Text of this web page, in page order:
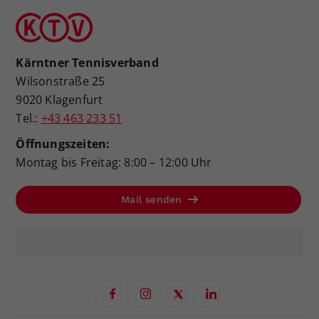
Kärntner Tennisverband
Wilsonstraße 25
9020 Klagenfurt
Tel.: +43 463 233 51
Öffnungszeiten:
Montag bis Freitag: 8:00 – 12:00 Uhr
Mail senden